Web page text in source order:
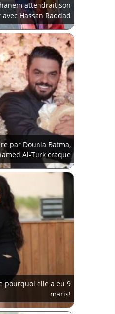
attendrait son
Hassan Raddad
par Dounia Batma,
Al-Turk craque
pourquoi elle a eu 9
maris!